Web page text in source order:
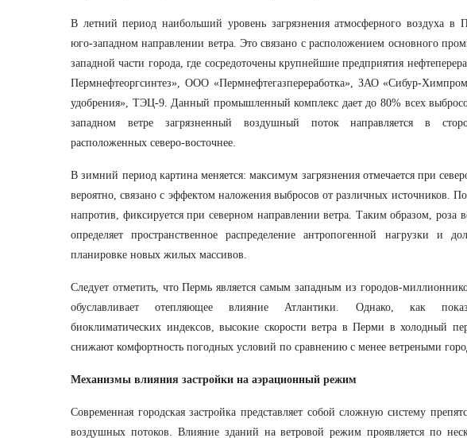
В летний период наибольший уровень загрязнения атмосферного воздуха в
юго-западном направлении ветра. Это связано с расположением основного
западной части города, где сосредоточены крупнейшие предприятия
Пермнефтеоргсинтез», ООО «Пермнефтегазпереработка», ЗАО «Сибур-
удобрения», ТЭЦ-9. Данный промышленный комплекс дает до 80% всех
западном ветре загрязненный воздушный поток направляется в
расположенных северо-восточнее.
В зимний период картина меняется: максимум загрязнения отмечается при
вероятно, связано с эффектом наложения выбросов от различных источников.
напротив, фиксируется при северном направлении ветра. Таким образом, роза
определяет пространственное распределение антропогенной нагрузки и
планировке новых жилых массивов.
Следует отметить, что Пермь является самым западным из городов-
обуславливает отепляющее влияние Атлантики. Однако, как
биоклиматических индексов, высокие скорости ветра в Перми в холодный
снижают комфортность погодных условий по сравнению с менее ветреными
Механизмы влияния застройки на аэрационный режим
Современная городская застройка представляет собой сложную систему
воздушных потоков. Влияние зданий на ветровой режим проявляется по